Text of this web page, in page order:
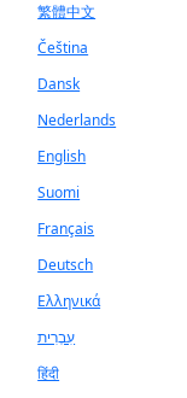
繁體中文
Čeština
Dansk
Nederlands
English
Suomi
Français
Deutsch
Ελληνικά
עִבְרִית
हिंदी